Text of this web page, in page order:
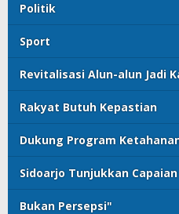
Politik
Sport
Revitalisasi Alun-alun Jadi
Rakyat Butuh Kepastian
Dukung Program
Sidoarjo Tunjukkan
Bukan Persepsi"